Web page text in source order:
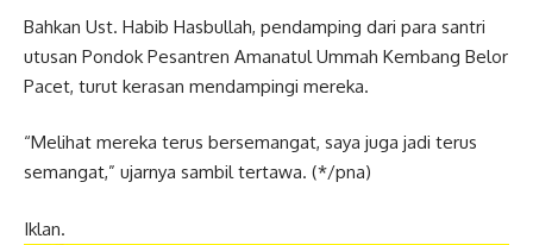
Bahkan Ust. Habib Hasbullah, pendamping dari para santri
utusan Pondok Pesantren Amanatul Ummah Kembang Belor
Pacet, turut kerasan mendampingi mereka.
“Melihat mereka terus bersemangat, saya juga jadi terus
semangat,” ujarnya sambil tertawa. (*/pna)
Iklan.